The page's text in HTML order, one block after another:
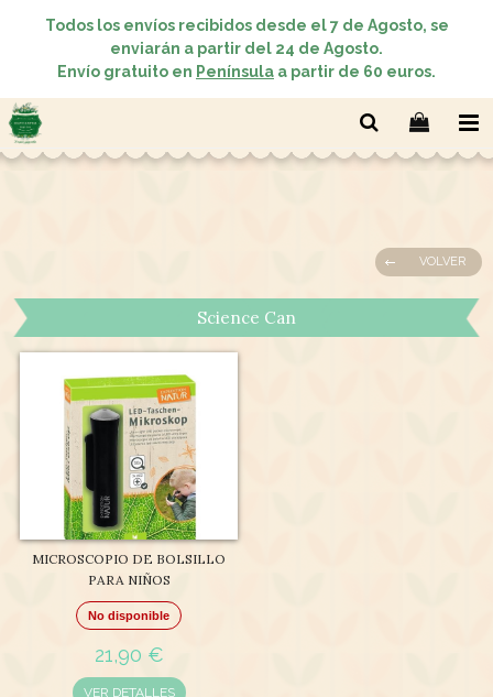
Todos los envíos recibidos desde el 7 de Agosto, se
enviarán a partir del 24 de Agosto.
Envío gratuito en Península a partir de 60 euros.
VOLVER
Science Can
MICROSCOPIO DE BOLSILLO
PARA NIÑOS
No disponible
21,90 €
VER DETALLES